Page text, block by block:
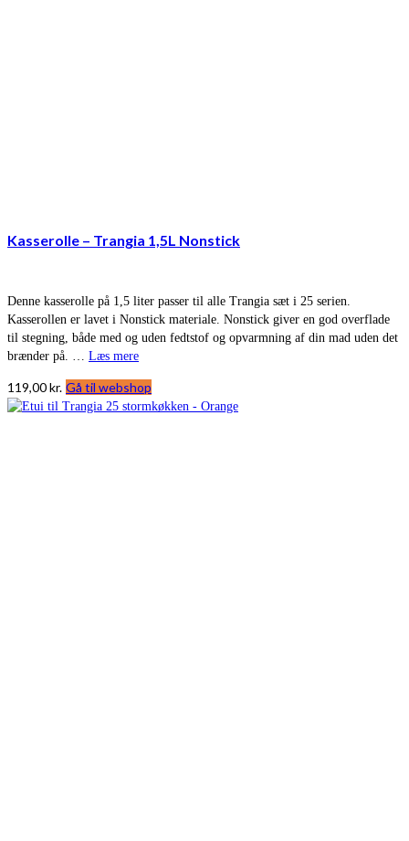
Kasserolle – Trangia 1,5L Nonstick
Denne kasserolle på 1,5 liter passer til alle Trangia sæt i 25 serien.
Kasserollen er lavet i Nonstick materiale. Nonstick giver en god overflade
til stegning, både med og uden fedtstof og opvarmning af din mad uden det
brænder på. … Læs mere
119,00kr. Gå til webshop